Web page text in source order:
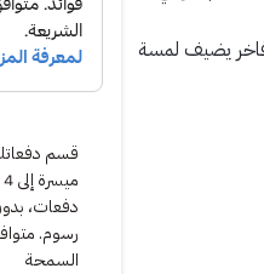
يضيف لمسة
قسم
دفعات،
رسوم.
السمحة